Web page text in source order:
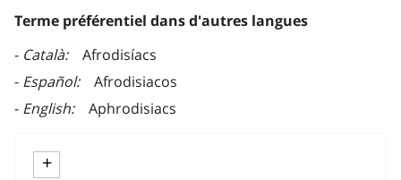
Terme préférentiel dans d'autres langues
Català
Afrodisíacs
Español
Afrodisiacos
English
Aphrodisiacs
+